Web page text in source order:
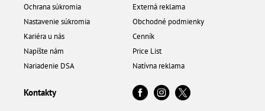
Ochrana súkromia
Nastavenie súkromia
Kariéra u nás
Napíšte nám
Nariadenie DSA
Externá reklama
Obchodné podmienky
Cenník
Price List
Natívna reklama
Kontakty